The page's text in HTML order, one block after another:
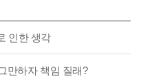
인한 생각
만하자 책임 질래?